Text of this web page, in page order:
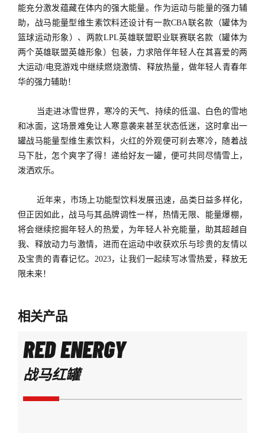
能充分激发蕴藏在体内的强大能量。作为运动与能量的强力辅
助，战马能量型维生素饮料还设计有一款CBA联名款（罐体为
篮球运动形象）、两款LPL英雄联盟职业联赛联名款（罐体为
两个英雄联盟英雄形象）包装，力求陪伴年轻人在其喜爱的两
大运动/电竞游戏中继续燃烧激情、释放热量，做年轻人青春年
华的强力辅助！
当走进冰雪世界，寒冷的天气、持续的低温、白色的雪地
和冰面，这场景难免让人寒意袭来甚至状态低迷，这时拿出一
罐战马能量型维生素饮料，火红的外观便可刹去寒冷，随着战
马下肚，怎个爽字了得！递给好友一罐，便可共同尽情雪上，
泼洒欢乐。
近年来，市场上功能型饮料发展迅速，品类日益多样化，
但正因如此，战马与其品牌调性一样，热情无限、能量爆棚，
将会继续挖掘年轻人的热爱，为年轻人补充能量，助其超越自
我、释放动力与激情，进而在运动中收获欢乐与珍贵的友情以
及宝贵的青春记忆。2023，让我们一起续写冰雪热爱，释放无
限未来！
相关产品
RED ENERGY
战马红罐